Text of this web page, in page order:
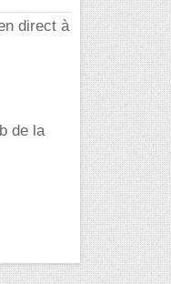
direct à
de la